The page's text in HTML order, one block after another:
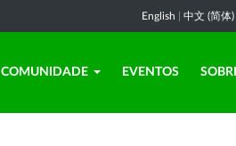
English 中文 (简体)
COMUNIDADE EVENTOS